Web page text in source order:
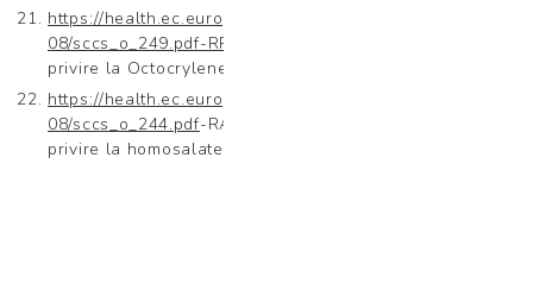
https://health.ec.europa.eu/system/files/2022-
08/sccs_o_249.pdf-RPORTUL
privire la Octocrylene
https://health.ec.europa.eu/system/files/2022-
08/sccs_o_244.pdf-RAPORTUL COMISIEI EUROPENE cu
privire la homosalate